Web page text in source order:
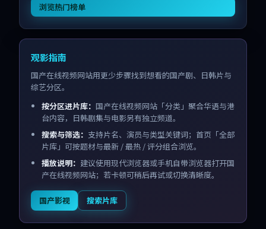
浏览热门榜单
观影指南
国产在线视频网站用更少步骤找到想看的国产剧、日韩片与
综艺分区。
按分区进片库： 国产在线视频网站「分类」聚合华语与港
台内容，日韩剧集与电影另有独立频道。
搜索与筛选： 支持片名、演员与类型关键词；首页「全部
片库」可按题材与最新 / 最热 / 评分组合浏览。
播放说明： 建议使用现代浏览器或手机自带浏览器打开国
产在线视频网站；若卡顿可稍后再试或切换清晰度。
国产影视 搜索片库